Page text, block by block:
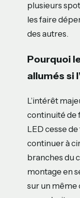
plusieurs
les faire
des autres.
Pourquoi
allumés si
L’intérêt
continuité de
LED cesse
continuer à
branches du
montage en
sur un même